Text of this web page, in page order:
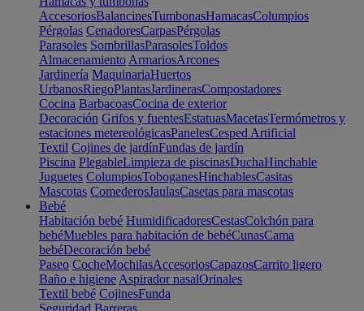
AccesoriosBalancinesTumbonasHamacasColumpios
Pérgolas CenadoresCarpasPérgolas
Parasoles SombrillasParasolesToldos
Almacenamiento ArmariosArcones
Jardinería MaquinariaHuertos
UrbanosRiegoPlantasJardinerasCompostadores
Cocina BarbacoasCocina de exterior
Decoración Grifos y fuentesEstatuasMacetasTermómetros y
estaciones metereológicasPanelesCesped Artificial
Textil Cojines de jardínFundas de jardín
Piscina PlegableLimpieza de piscinasDuchaHinchable
Juguetes ColumpiosToboganesHinchablesCasitas
Mascotas ComederosJaulasCasetas para mascotas
Bebé
Habitación bebé HumidificadoresCestasColchón para
bebéMuebles para habitación de bebéCunasCama
bebéDecoración bebé
Paseo CocheMochilasAccesoriosCapazosCarrito ligero
Baño e higiene Aspirador nasalOrinales
Textil bebé CojinesFunda
Seguridad Barreras